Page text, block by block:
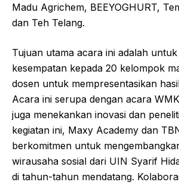
Madu Agrichem, BEEYOGHURT,
dan Teh Telang.
Tujuan utama acara ini adalah
kesempatan kepada 20 kelompok
dosen untuk mempresentasikan
Acara ini serupa dengan acara
juga menekankan inovasi dan
kegiatan ini, Maxy Academy dan
berkomitmen untuk
wirausaha sosial dari UIN Syarif
di tahun-tahun mendatang.